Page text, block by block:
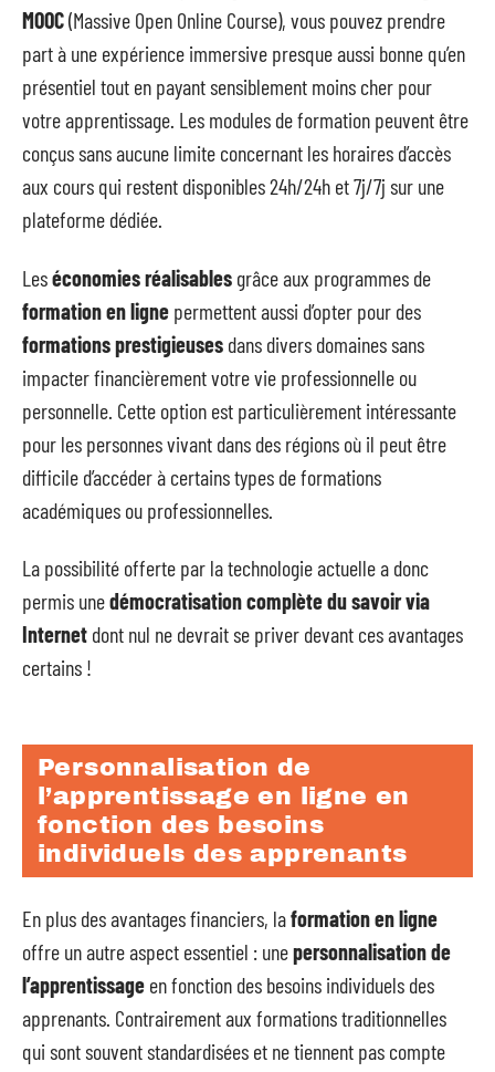
MOOC(Massive Open Online Course), vous pouvez prendre
part à une expérience immersive presque aussi bonne qu’en
présentiel tout en payant sensiblement moins cher pour
votre apprentissage. Les modules de formation peuvent être
conçus sans aucune limite concernant les horaires d’accès
aux cours qui restent disponibles 24h/24h et 7j/7j sur une
plateforme dédiée.
Leséconomies réalisables grâce aux programmes de
formation en ligne permettent aussi d’opter pour des
formations prestigieuses dans divers domaines sans
impacter financièrement votre vie professionnelle ou
personnelle. Cette option est particulièrement intéressante
pour les personnes vivant dans des régions où il peut être
difficile d’accéder à certains types de formations
académiques ou professionnelles.
La possibilité offerte par la technologie actuelle a donc
permis unedémocratisation complète du savoir via
Internet dont nul ne devrait se priver devant ces avantages
certains !
Personnalisation de
l’apprentissage en ligne en
fonction des besoins
individuels des apprenants
En plus des avantages financiers, laformation en ligne
offre un autre aspect essentiel : unepersonnalisation de
l’apprentissage en fonction des besoins individuels des
apprenants. Contrairement aux formations traditionnelles
qui sont souvent standardisées et ne tiennent pas compte